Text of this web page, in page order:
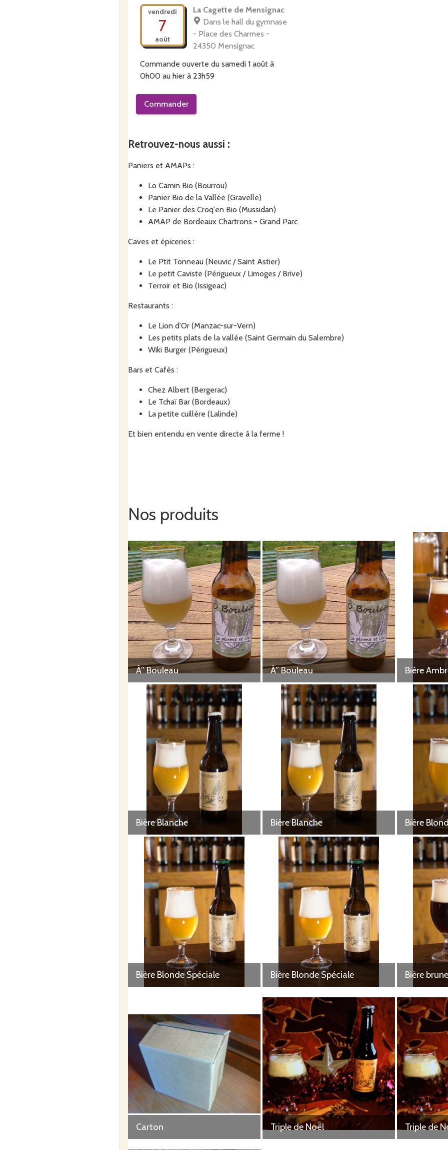
vendredi
7
août
La Cagette de Mensignac
Dans le hall du gymnase
- Place des Charmes -
24350 Mensignac
Commande ouverte du samedi 1 août à
0h00 au hier à 23h59
Commander
8
août
Germain
24190 Saint-germain-du-
salembre
Commande ouverte du samedi 1 août à
8h00 au aujourd'hui à 23h59
samedi
8
Le petit marché de
Rue Du Caporal Maine -
24190 Douzillac
Commande ouverte du samedi 1 août à
Commander
Retrouvez-nous aussi :
Paniers et AMAPs :
Lo Camin Bio (Bourrou)
Panier Bio de la Vallée (Gravelle)
Le Panier des Croq'en Bio (Mussidan)
AMAP de Bordeaux Chartrons - Grand Parc
Caves et épiceries :
Le Ptit Tonneau (Neuvic / Saint Astier)
Le petit Caviste (Périgueux / Limoges / Brive)
Terroir et Bio (Issigeac)
Restaurants :
Le Lion d'Or (Manzac-sur-Vern)
Les petits plats de la vallée (Saint Germain du Salembre)
Wiki Burger (Périgueux)
Bars et Cafés :
Chez Albert (Bergerac)
Le Tchaï Bar (Bordeaux)
La petite cuillère (Lalinde)
Et bien entendu en vente directe à la ferme !
Nos produits
À” Bouleau À” Bouleau Bière
Bière Blanche Bière Blanche Bière
Bière Blonde Spéciale Bière Blonde Spéciale Bière brune
Carton Triple de Noël Triple de